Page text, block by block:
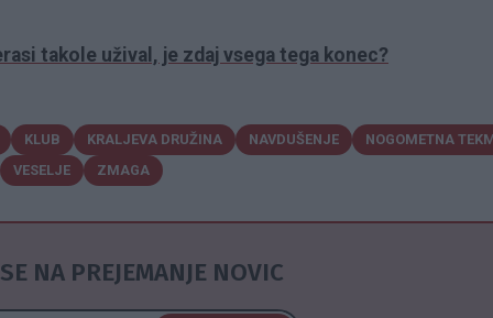
takole užival, je zdaj vsega tega konec?
KLUB KRALJEVA DRUŽINA NAVDUŠENJE
NOGOMETNA
VESELJE
ZMAGA
NA PREJEMANJE NOVIC